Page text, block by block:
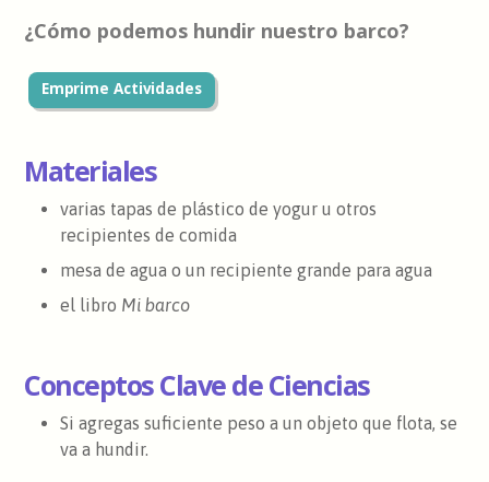
¿Cómo podemos hundir nuestro barco?
Emprime Actividades
Materiales
varias tapas de plástico de yogur u otros
recipientes de comida
mesa de agua o un recipiente grande para agua
el libro Mi barco
Conceptos Clave de Ciencias
Si agregas suficiente peso a un objeto que flota, se
va a hundir.